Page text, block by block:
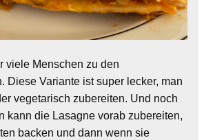
viele Menschen zu den
Diese Variante ist super lecker, man
vegetarisch zubereiten. Und noch
kann die Lasagne vorab zubereiten,
backen und dann wenn sie